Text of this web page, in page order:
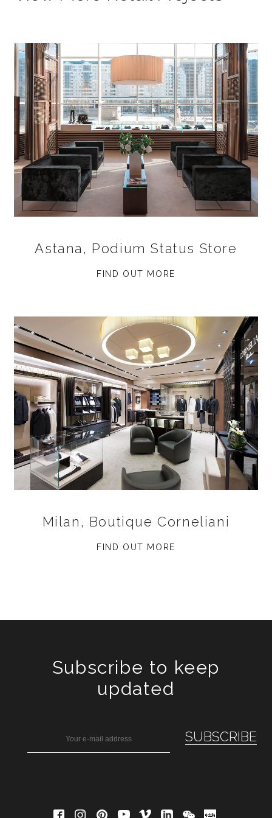
Astana, Podium Status Store
FIND OUT MORE
Milan, Boutique Corneliani
FIND OUT MORE
Subscribe to keep
updated